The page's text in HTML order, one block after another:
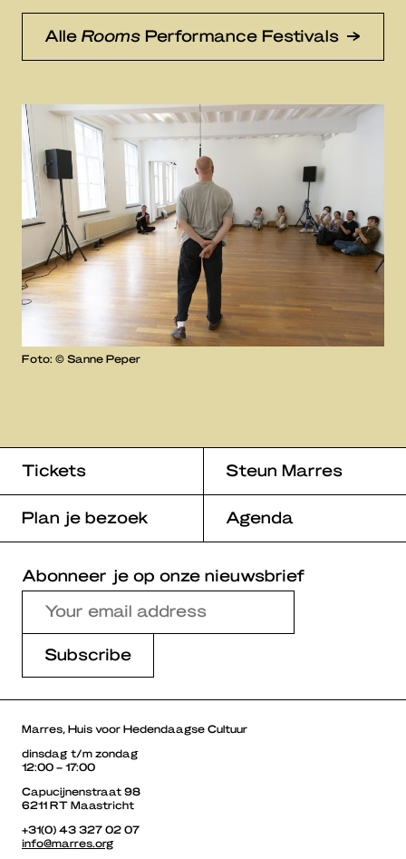
Alle Rooms Performance Festivals
Foto: © Sanne Peper
Tickets Steun Marres
Plan je bezoek Agenda
Abonneer je op onze nieuwsbrief
Marres, Huis voor Hedendaagse Cultuur
dinsdag t/m zondag
12:00 – 17:00
Capucijnenstraat 98
6211 RT Maastricht
+31(0) 43 327 02 07
info@marres.org